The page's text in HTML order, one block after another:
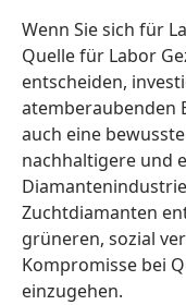
Wenn Sie sich für
Quelle für Labor
entscheiden,
atemberaubenden
auch eine
nachhaltigere und
Zuchtdiamanten
grüneren, sozial
Kompromisse bei
einzugehen.